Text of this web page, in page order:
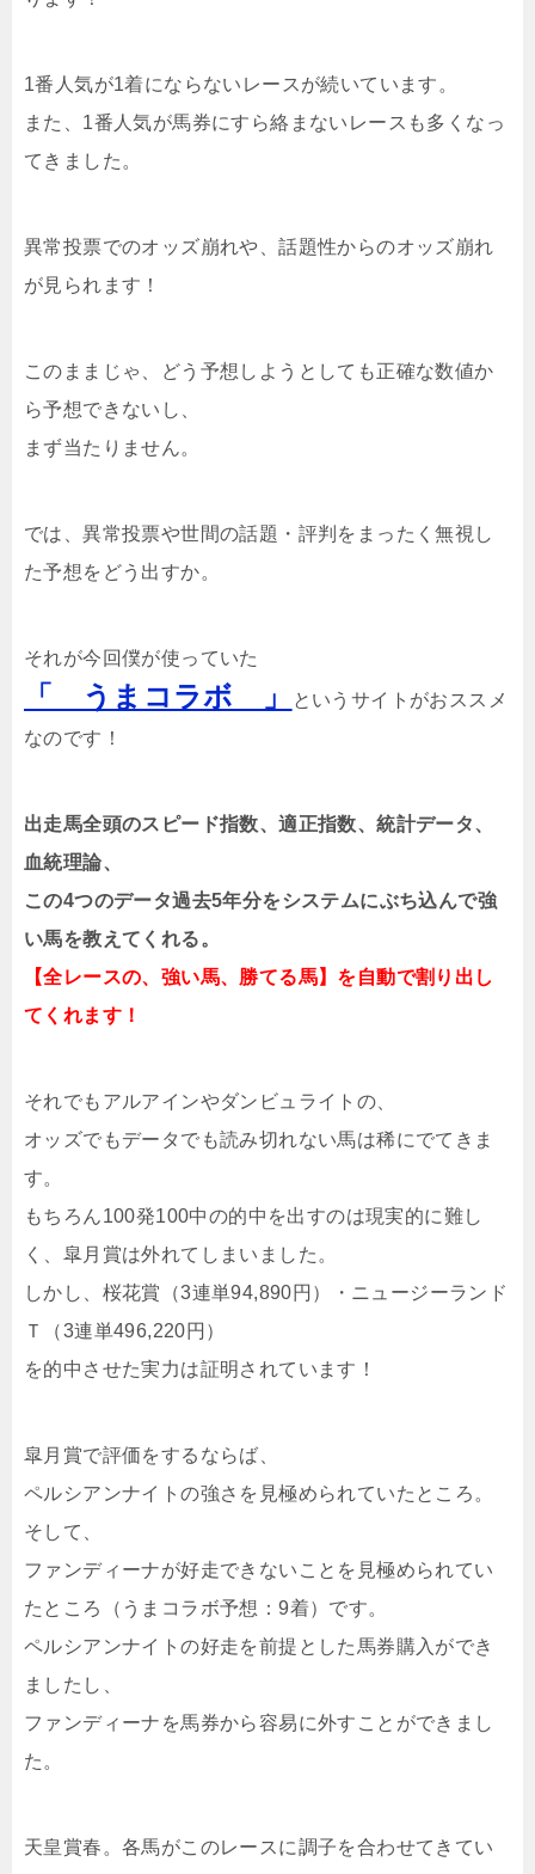
1番人気が1着にならないレースが続いています。
また、1番人気が馬券にすら絡まないレースも多くなっ
てきました。
異常投票でのオッズ崩れや、話題性からのオッズ崩れ
が見られます！
このままじゃ、どう予想しようとしても正確な数値か
ら予想できないし、
まず当たりません。
では、異常投票や世間の話題・評判をまったく無視し
た予想をどう出すか。
それが今回僕が使っていた
「 うまコラボ 」
というサイトがおススメ
なのです！
出走馬全頭のスピード指数、適正指数、統計データ、
血統理論、
この4つのデータ過去5年分をシステムにぶち込んで強
い馬を教えてくれる。
【全レースの、強い馬、勝てる馬】を自動で割り出し
てくれます！
それでもアルアインやダンビュライトの、
オッズでもデータでも読み切れない馬は稀にでてきま
す。
もちろん100発100中の的中を出すのは現実的に難し
く、皐月賞は外れてしまいました。
しかし、桜花賞（3連単94,890円）・ニュージーランド
Ｔ（3連単496,220円）
を的中させた実力は証明されています！
皐月賞で評価をするならば、
ペルシアンナイトの強さを見極められていたところ。
そして、
ファンディーナが好走できないことを見極められてい
たところ（うまコラボ予想：9着）です。
ペルシアンナイトの好走を前提とした馬券購入ができ
ましたし、
ファンディーナを馬券から容易に外すことができまし
た。
天皇賞春。各馬がこのレースに調子を合わせてきてい